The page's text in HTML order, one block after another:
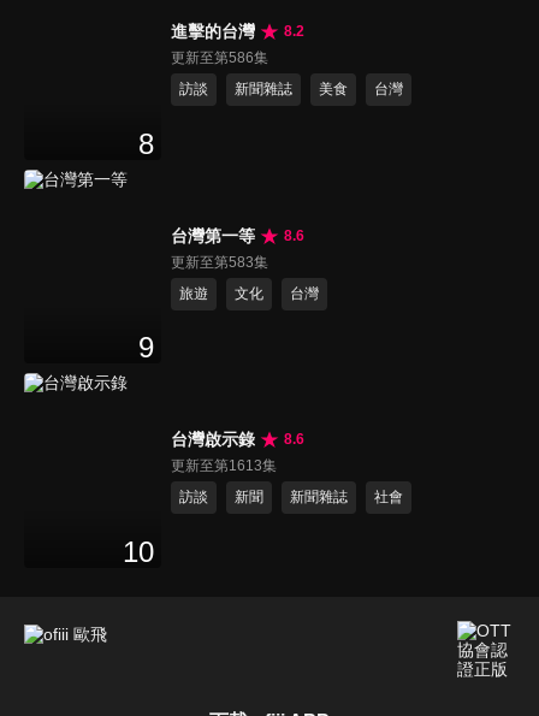
8
進擊的台灣
8.2
更新至第586集
訪談
新聞雜誌 美食 台灣
9
台灣第一等
8.6
更新至第583集
旅遊
文化 台灣
10
台灣啟示錄
8.6
更新至第1613集
訪談
新聞 新聞雜誌 社會